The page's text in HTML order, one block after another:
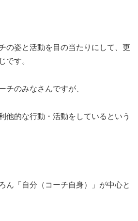
の姿と活動を目の当たりにして、更
です。
チのみなさんですが、
他的な行動・活動をしているという
ん「自分（コーチ自身）」が中心と